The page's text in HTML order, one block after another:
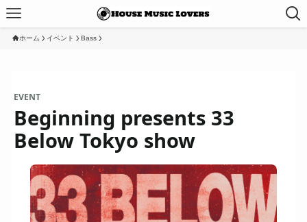
ホーム イベント Bass
EVENT
Beginning presents 33
Below Tokyo show